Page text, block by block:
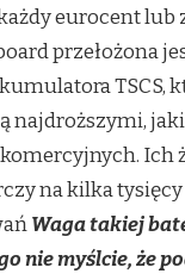
eurocent lub
przełożona
TSCS,
najdroższymi,
Ich
na kilka
Waga takiej
nie myślcie, że